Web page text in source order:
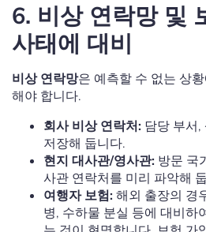
6. 비상 연락망 및
사태에 대비
비상 연락망은 예측할 수 없는 상
해야 합니다.
회사 비상 연락처: 담당 부서,
저장해 둡니다.
현지 대사관/영사관: 방문 국
사관 연락처를 미리 파악해
여행자 보험: 해외 출장의 경
병, 수하물 분실 등에 대비하